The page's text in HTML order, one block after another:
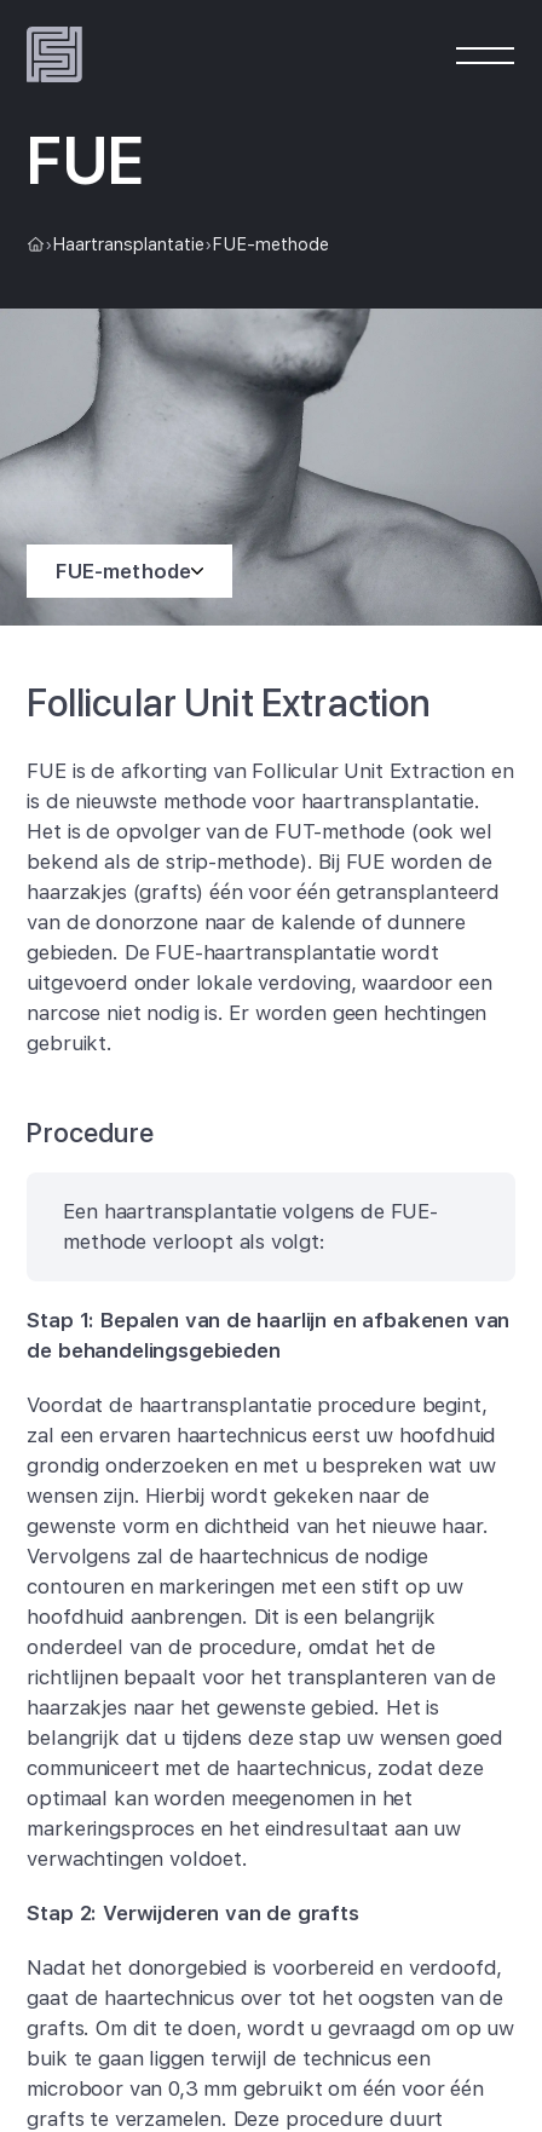
FUE
›Haartransplantatie›FUE-methode
FUE-methode
Follicular Unit Extraction
FUE is de afkorting van Follicular Unit Extraction en
is de nieuwste methode voor haartransplantatie.
Het is de opvolger van de FUT-methode (ook wel
bekend als de strip-methode). Bij FUE worden de
haarzakjes (grafts) één voor één getransplanteerd
van de donorzone naar de kalende of dunnere
gebieden. De FUE-haartransplantatie wordt
uitgevoerd onder lokale verdoving, waardoor een
narcose niet nodig is. Er worden geen hechtingen
gebruikt.
Procedure
Een haartransplantatie volgens de FUE-
methode verloopt als volgt:
Stap 1: Bepalen van de haarlijn en afbakenen van
de behandelingsgebieden
Voordat de haartransplantatie procedure begint,
zal een ervaren haartechnicus eerst uw hoofdhuid
grondig onderzoeken en met u bespreken wat uw
wensen zijn. Hierbij wordt gekeken naar de
gewenste vorm en dichtheid van het nieuwe haar.
Vervolgens zal de haartechnicus de nodige
contouren en markeringen met een stift op uw
hoofdhuid aanbrengen. Dit is een belangrijk
onderdeel van de procedure, omdat het de
richtlijnen bepaalt voor het transplanteren van de
haarzakjes naar het gewenste gebied. Het is
belangrijk dat u tijdens deze stap uw wensen goed
communiceert met de haartechnicus, zodat deze
optimaal kan worden meegenomen in het
markeringsproces en het eindresultaat aan uw
verwachtingen voldoet.
Stap 2: Verwijderen van de grafts
Nadat het donorgebied is voorbereid en verdoofd,
gaat de haartechnicus over tot het oogsten van de
grafts. Om dit te doen, wordt u gevraagd om op uw
buik te gaan liggen terwijl de technicus een
microboor van 0,3 mm gebruikt om één voor één
grafts te verzamelen. Deze procedure duurt